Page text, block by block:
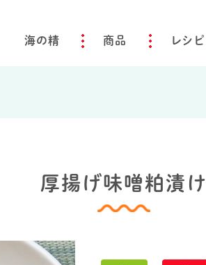
海の精 商品 レシピ
厚揚げ味噌粕漬け